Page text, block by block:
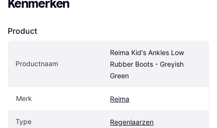
Kenmerken
Product
Productnaam
Reima Kid's Ankles Low
Rubber Boots - Greyish
Green
Merk Reima
Type Regenlaarzen